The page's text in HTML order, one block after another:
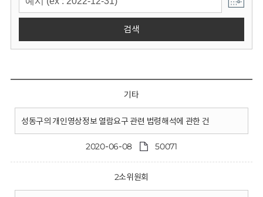
검색
기타
성동구의 개인영상정보 열람요구 관련 법령해석에 관한 건
2020-06-08 50071
2소위원회